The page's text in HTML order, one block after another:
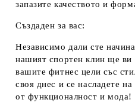
запазите качеството и
Създаден за вас:
Независимо дали сте
нашият спортен клин ще ви
вашите фитнес цели със
своя днес и се насладете
от функционалност и мода!